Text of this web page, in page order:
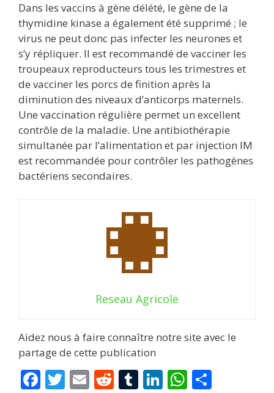
Dans les vaccins à gène délété, le gène de la
thymidine kinase a également été supprimé ; le
virus ne peut donc pas infecter les neurones et
s’y répliquer. Il est recommandé de vacciner les
troupeaux reproducteurs tous les trimestres et
de vacciner les porcs de finition après la
diminution des niveaux d’anticorps maternels.
Une vaccination régulière permet un excellent
contrôle de la maladie. Une antibiothérapie
simultanée par l’alimentation et par injection IM
est recommandée pour contrôler les pathogènes
bactériens secondaires.
Reseau Agricole
Aidez nous à faire connaître notre site avec le
partage de cette publication
F T E R T Li W